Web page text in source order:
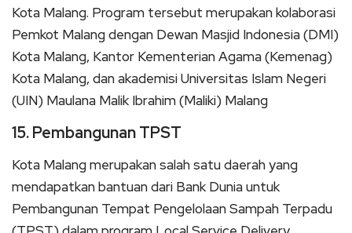
Kota Malang. Program tersebut merupakan kolaborasi
Pemkot Malang dengan Dewan Masjid Indonesia (DMI)
Kota Malang, Kantor Kementerian Agama (Kemenag)
Kota Malang, dan akademisi Universitas Islam Negeri
(UIN) Maulana Malik Ibrahim (Maliki) Malang
15. Pembangunan TPST
Kota Malang merupakan salah satu daerah yang
mendapatkan bantuan dari Bank Dunia untuk
Pembangunan Tempat Pengelolaan Sampah Terpadu